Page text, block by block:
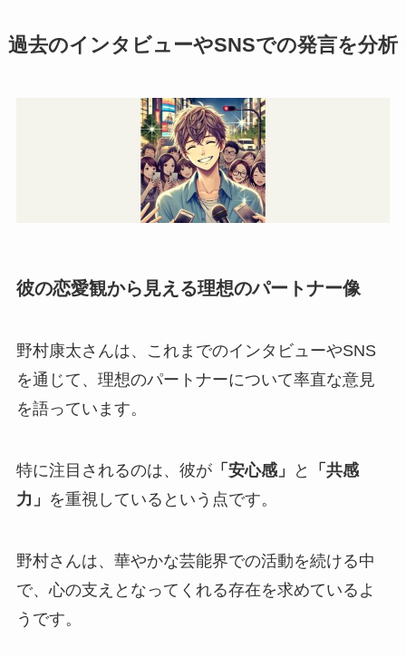
過去のインタビューやSNSでの発言を分析
彼の恋愛観から見える理想のパートナー像
野村康太さんは、これまでのインタビューやSNS
を通じて、理想のパートナーについて率直な意見
を語っています。
特に注目されるのは、彼が「安心感」 と
「共感
力」 を重視しているという点です。
野村さんは、華やかな芸能界での活動を続ける中
で、心の支えとなってくれる存在を求めているよ
うです。